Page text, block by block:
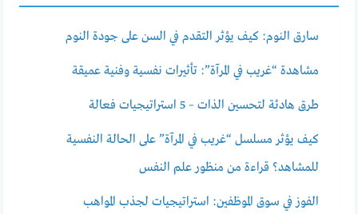
سارق النوم: كيف يؤثر التقدم في السن على جودة النوم
مشاهدة “غريب في المرآة”: تأثيرات نفسية وفنية عميقة
طرق هادئة لتحسين الذات – 5 استراتيجيات فعالة
كيف يؤثر مسلسل “غريب في المرآة” على الحالة النفسية
للمشاهد؟ قراءة من منظور علم النفس
الفوز في سوق الموظفين: استراتيجيات لجذب المواهب